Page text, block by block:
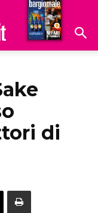
Hoteldomani
di